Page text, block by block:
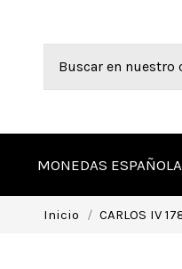
MONEDAS
Inicio CARLOS IV